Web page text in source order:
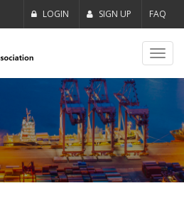
LOGIN SIGN UP FAQ